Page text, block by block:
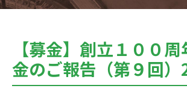
【募金】創立１００
金のご報告（第９回